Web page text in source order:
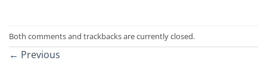
Both comments and trackbacks are currently closed.
← Previous